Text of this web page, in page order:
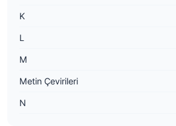
K
L
M
Metin Çevirileri
N